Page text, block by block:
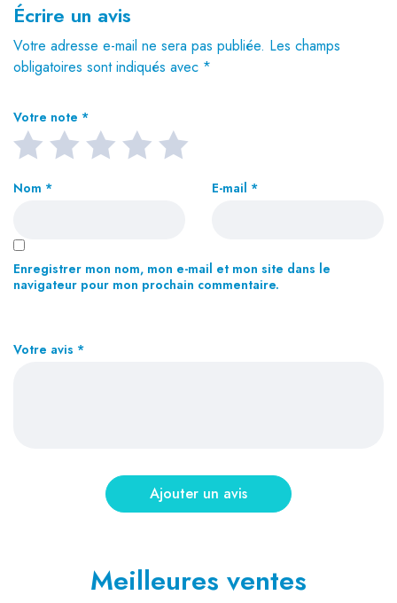
Écrire un avis
Votre adresse e-mail ne sera pas publiée. Les champs
obligatoires sont indiqués avec *
Votre note *
Votre avis *
Nom * E-mail *
Enregistrer mon nom, mon e-mail et mon site dans le
navigateur pour mon prochain commentaire.
Meilleures ventes